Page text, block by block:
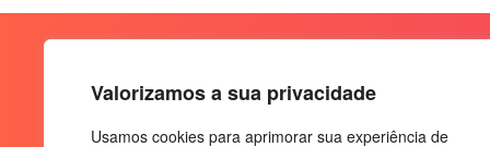
Valorizamos a sua privacidade
Usamos cookies para aprimorar sua experiência de